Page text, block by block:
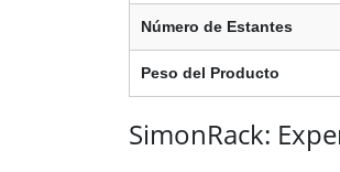
Número de Estantes
Peso del Producto
SimonRack: